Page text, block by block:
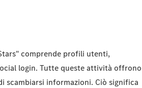
comprende profili utenti,
login. Tutte queste attività offrono
scambiarsi informazioni. Ciò significa